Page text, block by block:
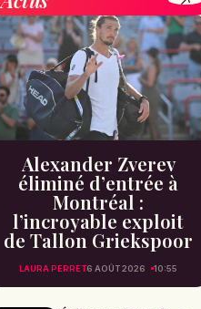
Alexander Zverev
éliminé d’entrée à
Montréal :
l’incroyable exploit
de Tallon Griekspoor
LAURA PERRET6 AOÛT 2026 10:55